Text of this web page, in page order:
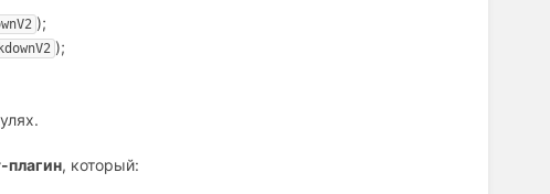
);
);
плагин, который: